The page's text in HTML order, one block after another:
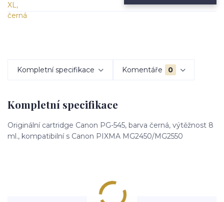
Kompletní specifikace Komentáře 0
Kompletní specifikace
Originální cartridge Canon PG-545, barva černá, výtěžnost 8
ml., kompatibilní s Canon PIXMA MG2450/MG2550